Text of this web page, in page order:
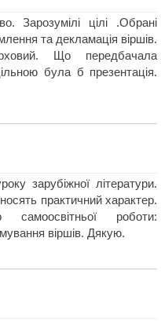
Зарозумілі цілі .Обрані
та декламація віршів.
Що передбачала
була б презентація.
зарубіжної літератури.
практичний характер.
роботи:
віршів. Дякую.